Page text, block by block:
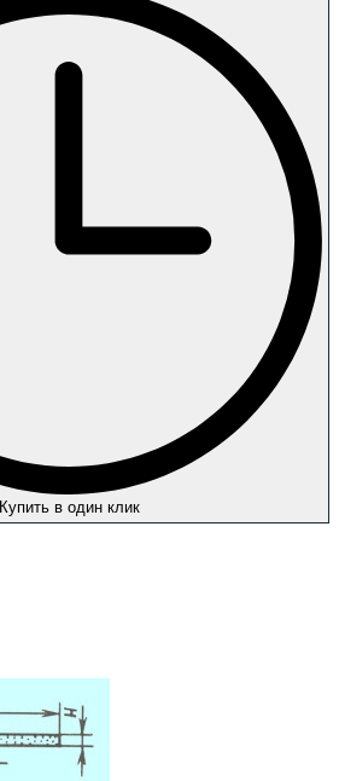
Купить в один клик